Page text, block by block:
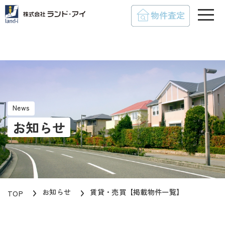
News
お知らせ
TOP お知らせ 賃貸・売買【掲載物件一覧】